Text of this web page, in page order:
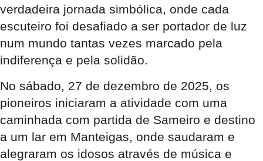
verdadeira jornada simbólica, onde cada
escuteiro foi desafiado a ser portador de luz
num mundo tantas vezes marcado pela
indiferença e pela solidão.
No sábado, 27 de dezembro de 2025, os
pioneiros iniciaram a atividade com uma
caminhada com partida de Sameiro e destino
a um lar em Manteigas, onde saudaram e
alegraram os idosos através de música e